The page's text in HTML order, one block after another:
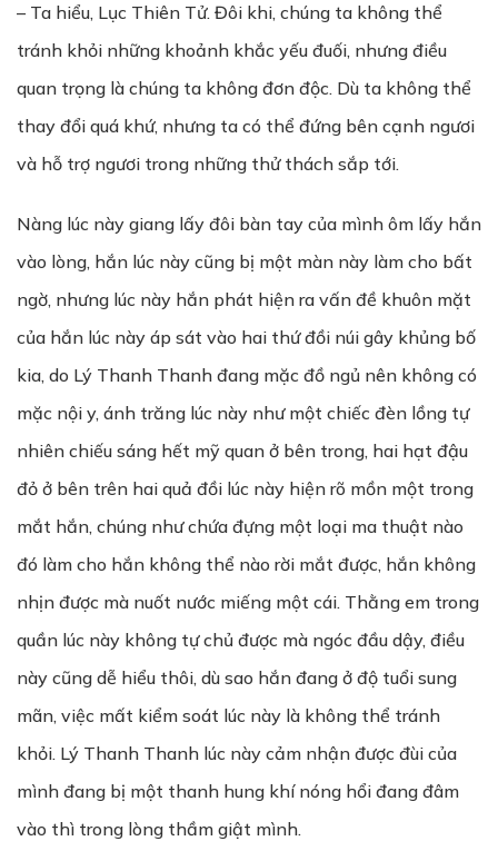
– Ta hiểu, Lục Thiên Tử. Đôi khi, chúng ta không thể
tránh khỏi những khoảnh khắc yếu đuối, nhưng điều
quan trọng là chúng ta không đơn độc. Dù ta không thể
thay đổi quá khứ, nhưng ta có thể đứng bên cạnh ngươi
và hỗ trợ ngươi trong những thử thách sắp tới.
Nàng lúc này giang lấy đôi bàn tay của mình ôm lấy hắn
vào lòng, hắn lúc này cũng bị một màn này làm cho bất
ngờ, nhưng lúc này hắn phát hiện ra vấn đề khuôn mặt
của hắn lúc này áp sát vào hai thứ đồi núi gây khủng bố
kia, do Lý Thanh Thanh đang mặc đồ ngủ nên không có
mặc nội y, ánh trăng lúc này như một chiếc đèn lồng tự
nhiên chiếu sáng hết mỹ quan ở bên trong, hai hạt đậu
đỏ ở bên trên hai quả đồi lúc này hiện rõ mồn một trong
mắt hắn, chúng như chứa đựng một loại ma thuật nào
đó làm cho hắn không thể nào rời mắt được, hắn không
nhịn được mà nuốt nước miếng một cái. Thằng em trong
quần lúc này không tự chủ được mà ngóc đầu dậy, điều
này cũng dễ hiểu thôi, dù sao hắn đang ở độ tuổi sung
mãn, việc mất kiểm soát lúc này là không thể tránh
khỏi. Lý Thanh Thanh lúc này cảm nhận được đùi của
mình đang bị một thanh hung khí nóng hổi đang đâm
vào thì trong lòng thầm giật mình.